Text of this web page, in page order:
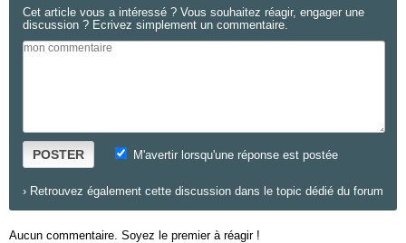
Cet article vous a intéressé ? Vous souhaitez réagir, engager une
discussion ? Ecrivez simplement un commentaire.
POSTER M'avertir lorsqu'une réponse est postée
› Retrouvez également cette discussion dans le topic dédié du forum
Aucun commentaire. Soyez le premier à réagir !